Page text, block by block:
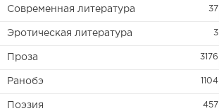
Современная литература 37
Эротическая литература 3
Проза 3176
Ранобэ 1104
Поэзия 457